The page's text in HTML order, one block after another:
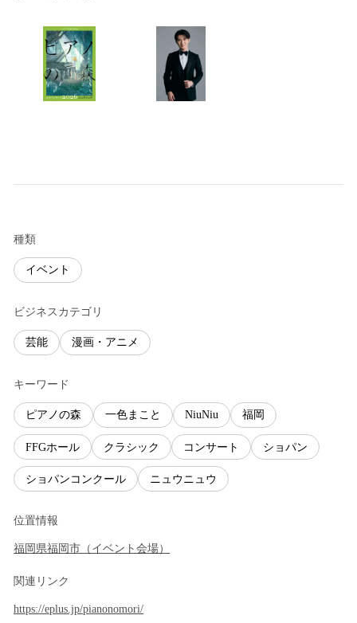
種類
イベント
ビジネスカテゴリ
芸能 漫画・アニメ
キーワード
ピアノの森 一色まこと NiuNiu 福岡
FFGホール クラシック コンサート ショパン
ショパンコンクール ニュウニュウ
位置情報
福岡県福岡市 （ イベント会場）
関連リンク
https://eplus.jp/pianonomori/